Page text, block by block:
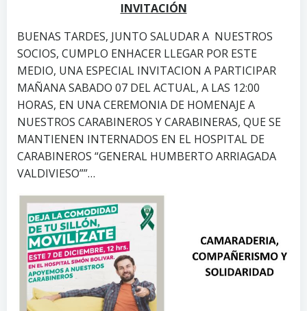
INVITACIÓN
BUENAS TARDES, JUNTO SALUDAR A NUESTROS
SOCIOS, CUMPLO ENHACER LLEGAR POR ESTE
MEDIO, UNA ESPECIAL INVITACION A PARTICIPAR
MAÑANA SABADO 07 DEL ACTUAL, A LAS 12:00
HORAS, EN UNA CEREMONIA DE HOMENAJE A
NUESTROS CARABINEROS Y CARABINERAS, QUE SE
MANTIENEN INTERNADOS EN EL HOSPITAL DE
CARABINEROS “GENERAL HUMBERTO ARRIAGADA
VALDIVIESO””…